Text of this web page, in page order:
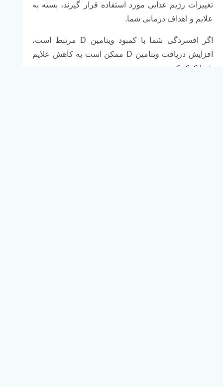
تغییرات رژیم غذایی مورد استفاده قرار گیرند، بسته به
علایم و اهداف درمانی شما.
اگر افسردگی شما با کمبود ویتامین D مرتبط است،
افزایش دریافت ویتامین D ممکن است به کاهش علایم
شما کمک کند.